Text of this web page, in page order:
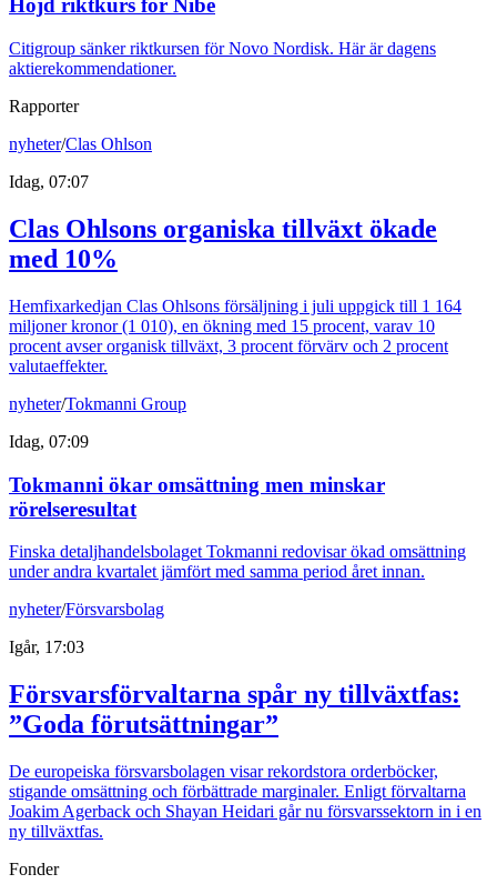
Höjd riktkurs för Nibe
Citigroup sänker riktkursen för Novo Nordisk. Här är dagens
aktierekommendationer.
Rapporter
nyheter/Clas Ohlson
Idag, 07:07
Clas Ohlsons organiska tillväxt ökade
med 10%
Hemfixarkedjan Clas Ohlsons försäljning i juli uppgick till 1 164
miljoner kronor (1 010), en ökning med 15 procent, varav 10
procent avser organisk tillväxt, 3 procent förvärv och 2 procent
valutaeffekter.
nyheter/Tokmanni Group
Idag, 07:09
Tokmanni ökar omsättning men minskar
rörelseresultat
Finska detaljhandelsbolaget Tokmanni redovisar ökad omsättning
under andra kvartalet jämfört med samma period året innan.
nyheter/Försvarsbolag
Igår, 17:03
Försvarsförvaltarna spår ny tillväxtfas:
”Goda förutsättningar”
De europeiska försvarsbolagen visar rekordstora orderböcker,
stigande omsättning och förbättrade marginaler. Enligt förvaltarna
Joakim Agerback och Shayan Heidari går nu försvarssektorn in i en
ny tillväxtfas.
Fonder